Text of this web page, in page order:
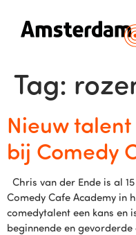
Tag:
Nieuw
bij Comedy
Chris van der Ende is al
Comedy Cafe Academy in
comedytalent een kans en
beginnende en